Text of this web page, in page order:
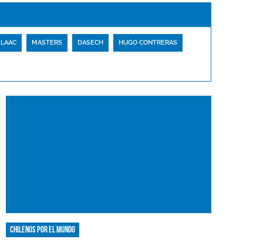
LAAC MASTERS DASECH HUGO CONTRERAS
Chilenos por el mundo